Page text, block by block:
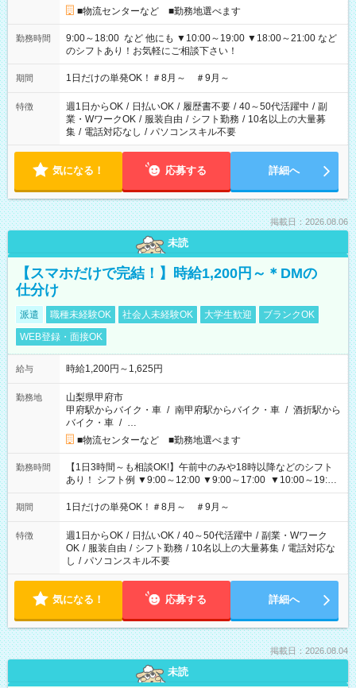
■物流センターなど ■勤務地選べます
勤務時間
9:00～18:00 など 他にも ▼10:00～19:00 ▼18:00～21:00 など
のシフトあり！お気軽にご相談下さい！
期間 1日だけの単発OK！＃8月～ ＃9月～
特徴 週1日からOK / 日払いOK / 履歴書不要 / 40～50代活躍中 / 副
業・WワークOK / 服装自由 / シフト勤務 / 10名以上の大量募
集 / 電話対応なし / パソコンスキル不要
気になる！ 応募する 詳細へ
掲載日：2026.08.06
未読
【スマホだけで完結！】時給1,200円～＊DMの
仕分け
派遣 職種未経験OK 社会人未経験OK 大学生歓迎
ブランクOK
WEB登録・面接OK
給与 時給1,200円～1,625円
勤務地
山梨県甲府市
甲府駅からバイク・車 / 南甲府駅からバイク・車 / 酒折駅から
バイク・車 / …
■物流センターなど ■勤務地選べます
勤務時間
【1日3時間～も相談OK!】午前中のみや18時以降などのシフト
あり！ シフト例 ▼9:00～12:00 ▼9:00～17:00 ▼10:00～19:00
▼18:00～21:00
期間 1日だけの単発OK！＃8月～ ＃9月～
特徴 週1日からOK / 日払いOK / 40～50代活躍中 / 副業・Wワーク
OK / 服装自由 / シフト勤務 / 10名以上の大量募集 / 電話対応な
し / パソコンスキル不要
気になる！ 応募する 詳細へ
掲載日：2026.08.04
未読